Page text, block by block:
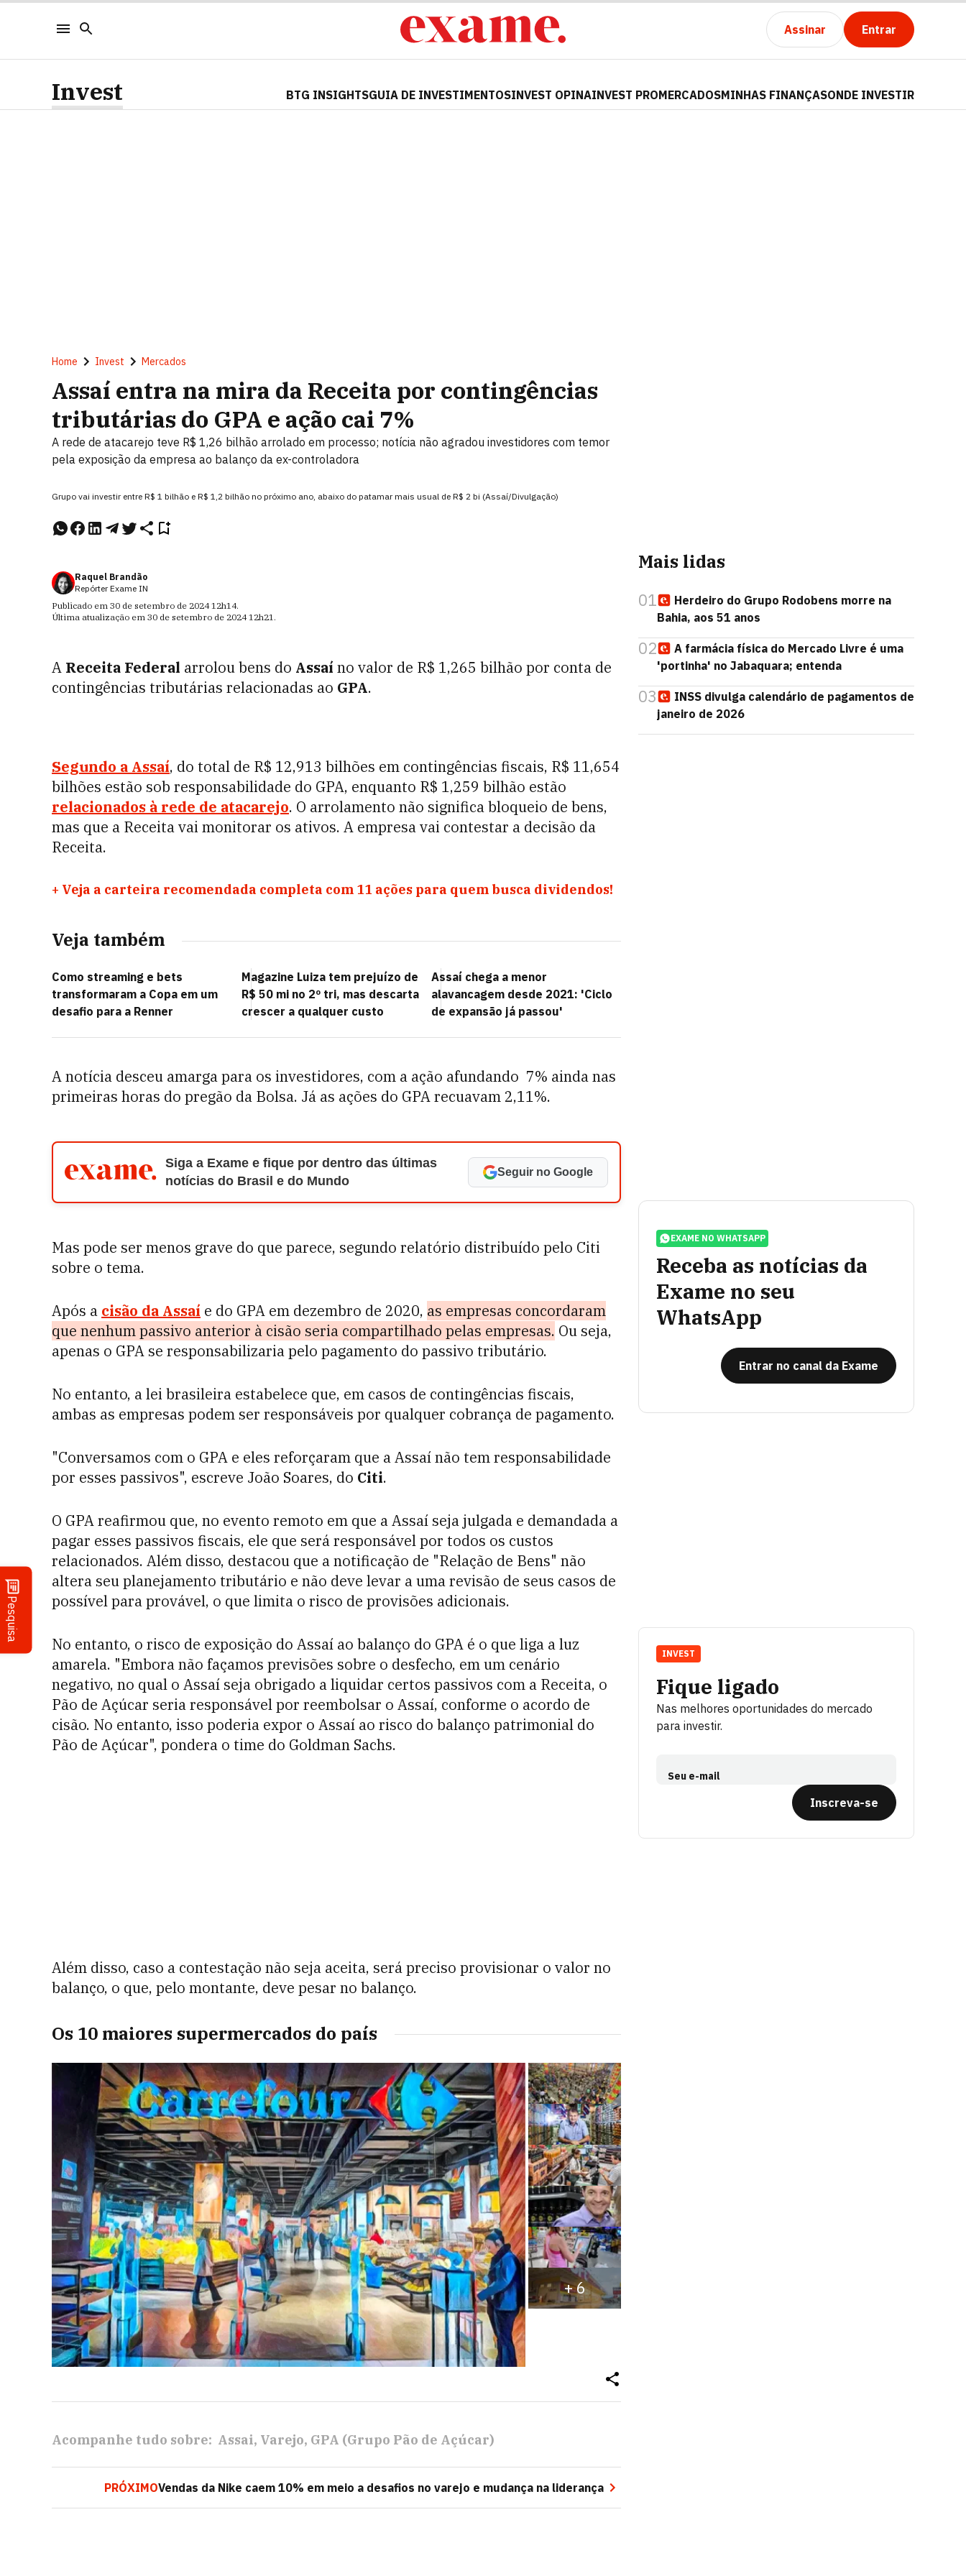
Assinar Entrar
Pesquisa
Invest BTG INSIGHTSGUIA DE INVESTIMENTOSINVEST OPINAINVEST PROMERCADOSMINHAS FINANÇASONDE INVESTIR
Home Invest Mercados
Assaí entra na mira da Receita por contingências
tributárias do GPA e ação cai 7%
A rede de atacarejo teve R$ 1,26 bilhão arrolado em processo; notícia não agradou investidores com temor
pela exposição da empresa ao balanço da ex-controladora
Grupo vai investir entre R$ 1 bilhão e R$ 1,2 bilhão no próximo ano, abaixo do patamar mais usual de R$ 2 bi (Assaí/Divulgação)
Raquel Brandão
Repórter Exame IN
Publicado em 30 de setembro de 2024 12h14.
Última atualização em 30 de setembro de 2024 12h21.
A Receita Federal arrolou bens do Assaíno valor de R$ 1,265 bilhão por conta de
contingências tributárias relacionadas ao GPA.
Segundo a Assaí, do total de R$ 12,913 bilhões em contingências fiscais, R$ 11,654
bilhões estão sob responsabilidade do GPA, enquanto R$ 1,259 bilhão estão
relacionados à rede de atacarejo. O arrolamento não significa bloqueio de bens,
mas que a Receita vai monitorar os ativos. A empresa vai contestar a decisão da
Receita.
+ Veja a carteira recomendada completa com 11 ações para quem busca dividendos!
Veja também
Como streaming e bets
transformaram a Copa em um
desafio para a Renner
Magazine Luiza tem prejuízo de
R$ 50 mi no 2º tri, mas descarta
crescer a qualquer custo
Assaí chega a menor
alavancagem desde 2021: 'Ciclo
de expansão já passou'
A notícia desceu amarga para os investidores, com a ação afundando 7% ainda nas
primeiras horas do pregão da Bolsa. Já as ações do GPA recuavam 2,11%.
Siga a Exame e fique por dentro das últimas
notícias do Brasil e do Mundo
Seguir no Google
Mas pode ser menos grave do que parece, segundo relatório distribuído pelo Citi
sobre o tema.
Após a cisão da Assaí e do GPA em dezembro de 2020, as empresas concordaram
que nenhum passivo anterior à cisão seria compartilhado pelas empresas. Ou seja,
apenas o GPA se responsabilizaria pelo pagamento do passivo tributário.
No entanto, a lei brasileira estabelece que, em casos de contingências fiscais,
ambas as empresas podem ser responsáveis por qualquer cobrança de pagamento.
"Conversamos com o GPA e eles reforçaram que aAssaínão temresponsabilidade
por esses passivos", escreve João Soares, do Citi.
O GPA reafirmou que, no evento remoto em que a Assaí seja julgada e demandada a
pagar esses passivos fiscais, ele que será responsável por todos os custos
relacionados. Além disso, destacou que a notificação de "Relação de Bens" não
altera seu planejamento tributário e não deve levar a uma revisão de seus casos de
possível para provável, o que limita o risco de provisões adicionais.
No entanto, o risco de exposição do Assaí ao balanço do GPA é o que liga a luz
amarela. "Emboranão façamos previsões sobre o desfecho, emum cenário
negativo, no qual o Assaí seja obrigado aliquidar certos passivos com a Receita, o
Pão de Açúcar seriaresponsávelpor reembolsar o Assaí, conforme o acordo de
cisão. No entanto, isso poderia expor o Assaí ao risco do balanço patrimonial do
Pão de Açúcar", pondera o time do Goldman Sachs.
Além disso, caso a contestação não seja aceita, será preciso provisionar o valor no
balanço, o que, pelo montante, deve pesar no balanço.
Os 10 maiores supermercados do país
+6
Acompanhe tudo sobre: Assai Varejo GPA (Grupo Pão de Açúcar)
PRÓXIMOVendas da Nike caem 10% em meio a desafios no varejo e mudança na liderança
Mais lidas
01
Herdeiro do Grupo Rodobens morre na
Bahia, aos 51 anos
02
A farmácia física do Mercado Livre é uma
'portinha' no Jabaquara; entenda
03
INSS divulga calendário de pagamentos de
janeiro de 2026
EXAME NO WHATSAPP
Receba as notícias da
Exame no seu
WhatsApp
Entrar no canal da Exame
Fique ligado
Nas melhores oportunidades do mercado
para investir.
Seu e-mail
Inscreva-se
INVEST